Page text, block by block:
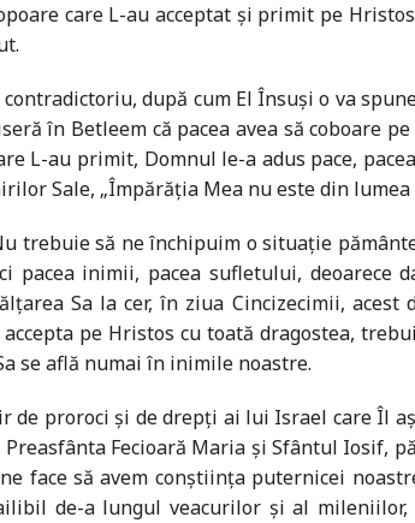
care L-au acceptat și primit pe
după cum El Însuși o va
în Betleem că pacea avea să coboare
L-au primit, Domnul le-a adus pace,
Sale, „Împărăția Mea nu este din lumea
trebuie să ne închipuim o situație
pacea inimii, pacea sufletului,
Sa la cer, în ziua Cincizecimii,
pe Hristos cu toată dragostea,
se află numai în inimile noastre.
de proroci și de drepți ai lui Israel care
Fecioară Maria și Sfântul Iosif,
face să avem conștiința puternicei
de-a lungul veacurilor și al